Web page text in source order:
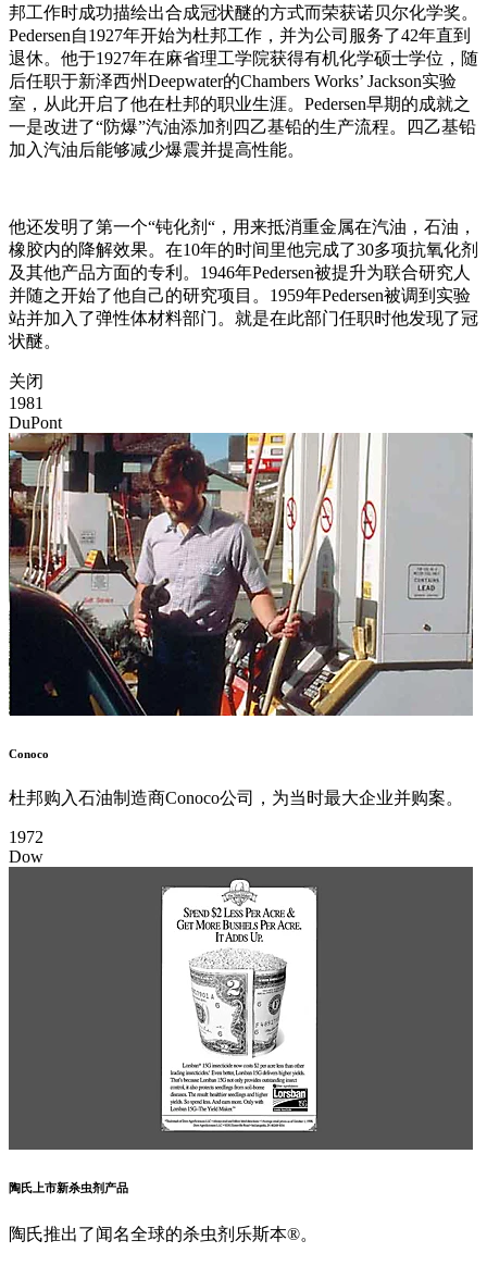
邦工作时成功描绘出合成冠状醚的方式而荣获诺贝尔化学奖。
Pedersen自1927年开始为杜邦工作，并为公司服务了42年直到
退休。他于1927年在麻省理工学院获得有机化学硕士学位，随
后任职于新泽西州Deepwater的Chambers Works’ Jackson实验
室，从此开启了他在杜邦的职业生涯。Pedersen早期的成就之
一是改进了“防爆”汽油添加剂四乙基铅的生产流程。四乙基铅
加入汽油后能够减少爆震并提高性能。
他还发明了第一个“钝化剂“，用来抵消重金属在汽油，石油，
橡胶内的降解效果。在10年的时间里他完成了30多项抗氧化剂
及其他产品方面的专利。1946年Pedersen被提升为联合研究人
并随之开始了他自己的研究项目。1959年Pedersen被调到实验
站并加入了弹性体材料部门。就是在此部门任职时他发现了冠
状醚。
关闭
1981
DuPont
Conoco
杜邦购入石油制造商Conoco公司，为当时最大企业并购案。
1972
Dow
陶氏上市新杀虫剂产品
陶氏推出了闻名全球的杀虫剂乐斯本®。